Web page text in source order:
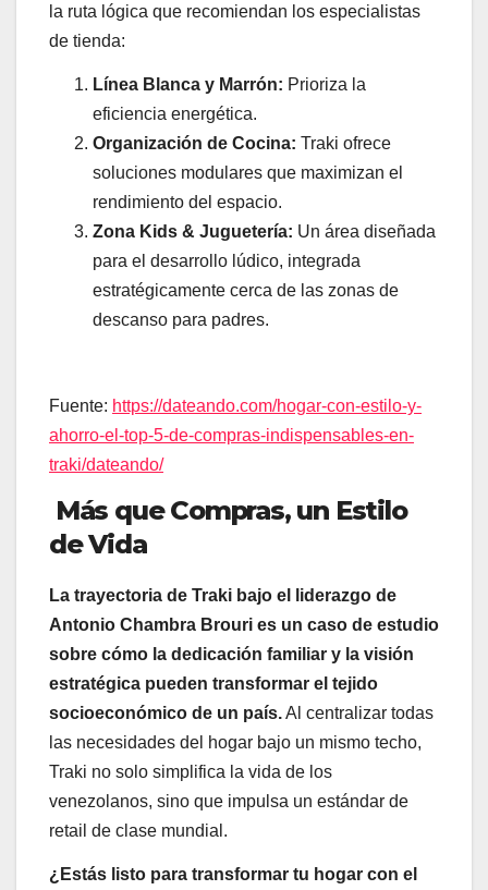
la ruta lógica que recomiendan los especialistas
de tienda:
Línea Blanca y Marrón: Prioriza la
eficiencia energética.
Organización de Cocina: Traki ofrece
soluciones modulares que maximizan el
rendimiento del espacio.
Zona Kids & Juguetería: Un área diseñada
para el desarrollo lúdico, integrada
estratégicamente cerca de las zonas de
descanso para padres.
Fuente: https://dateando.com/hogar-con-estilo-y-
ahorro-el-top-5-de-compras-indispensables-en-
traki/dateando/
Más que Compras, un Estilo
de Vida
La trayectoria de Traki bajo el liderazgo de
Antonio Chambra Brouri es un caso de estudio
sobre cómo la dedicación familiar y la visión
estratégica pueden transformar el tejido
socioeconómico de un país.Al centralizar todas
las necesidades del hogar bajo un mismo techo,
Traki no solo simplifica la vida de los
venezolanos, sino que impulsa un estándar de
retail de clase mundial.
¿Estás listo para transformar tu hogar con el